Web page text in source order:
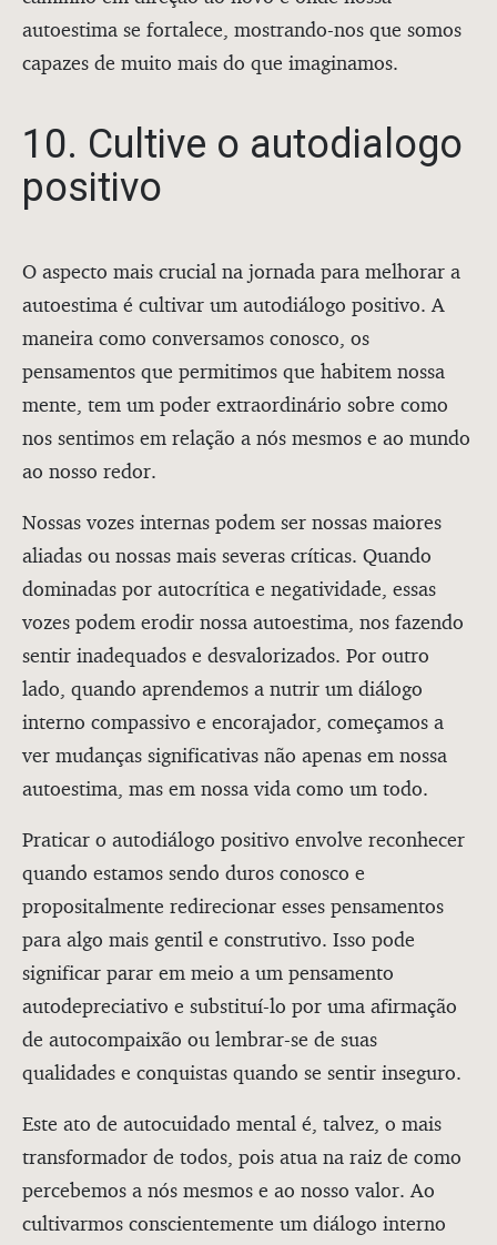
autoestima se fortalece, mostrando-nos que somos
capazes de muito mais do que imaginamos.
10. Cultive o autodialogo
positivo
O aspecto mais crucial na jornada para melhorar a
autoestima é cultivar um autodiálogo positivo. A
maneira como conversamos conosco, os
pensamentos que permitimos que habitem nossa
mente, tem um poder extraordinário sobre como
nos sentimos em relação a nós mesmos e ao mundo
ao nosso redor.
Nossas vozes internas podem ser nossas maiores
aliadas ou nossas mais severas críticas. Quando
dominadas por autocrítica e negatividade, essas
vozes podem erodir nossa autoestima, nos fazendo
sentir inadequados e desvalorizados. Por outro
lado, quando aprendemos a nutrir um diálogo
interno compassivo e encorajador, começamos a
ver mudanças significativas não apenas em nossa
autoestima, mas em nossa vida como um todo.
Praticar o autodiálogo positivo envolve reconhecer
quando estamos sendo duros conosco e
propositalmente redirecionar esses pensamentos
para algo mais gentil e construtivo. Isso pode
significar parar em meio a um pensamento
autodepreciativo e substituí-lo por uma afirmação
de autocompaixão ou lembrar-se de suas
qualidades e conquistas quando se sentir inseguro.
Este ato de autocuidado mental é, talvez, o mais
transformador de todos, pois atua na raiz de como
percebemos a nós mesmos e ao nosso valor. Ao
cultivarmos conscientemente um diálogo interno